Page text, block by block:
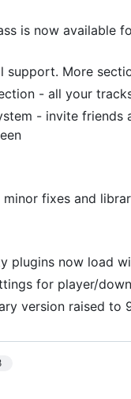
is now available
support. More
- all your
- invite friends
minor fixes and
plugins now load
for player/
version raised to